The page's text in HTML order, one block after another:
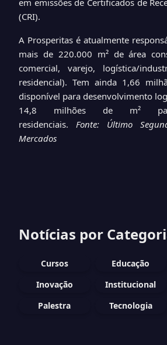
em emissões de Certificados de
(CRI).
A Prosperitas é atualmente
mais de 220.000 m² de área
comercial, varejo, logística/
residencial). Tem ainda 1,66
disponível para desenvolvimento
14,8 milhões de m²
residenciais.
Fonte: Último
Mercados
Notícias por
Cursos Educação
Inovação
Institucional
Palestra
Tecnologia